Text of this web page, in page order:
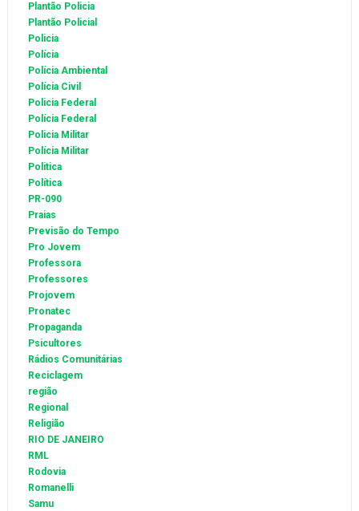
Plantão Policia
Plantão Policial
Policia
Polícia
Polícia Ambiental
Polícia Civil
Policia Federal
Polícia Federal
Policia Militar
Polícia Militar
Politica
Política
PR-090
Praias
Previsão do Tempo
Pro Jovem
Professora
Professores
Projovem
Pronatec
Propaganda
Psicultores
Rádios Comunitárias
Reciclagem
região
Regional
Religião
RIO DE JANEIRO
RML
Rodovia
Romanelli
Samu